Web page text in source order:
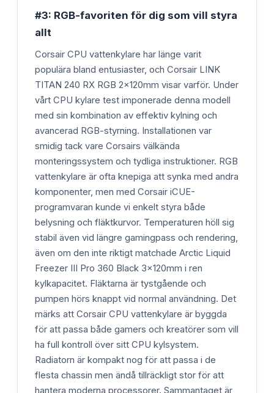
#3: RGB-favoriten för dig som vill styra
allt
Corsair CPU vattenkylare har länge varit
populära bland entusiaster, och Corsair LINK
TITAN 240 RX RGB 2x120mm visar varför. Under
vårt CPU kylare test imponerade denna modell
med sin kombination av effektiv kylning och
avancerad RGB-styrning. Installationen var
smidig tack vare Corsairs välkända
monteringssystem och tydliga instruktioner. RGB
vattenkylare är ofta knepiga att synka med andra
komponenter, men med Corsair iCUE-
programvaran kunde vi enkelt styra både
belysning och fläktkurvor. Temperaturen höll sig
stabil även vid längre gamingpass och rendering,
även om den inte riktigt matchade Arctic Liquid
Freezer III Pro 360 Black 3x120mm i ren
kylkapacitet. Fläktarna är tystgående och
pumpen hörs knappt vid normal användning. Det
märks att Corsair CPU vattenkylare är byggda
för att passa både gamers och kreatörer som vill
ha full kontroll över sitt CPU kylsystem.
Radiatorn är kompakt nog för att passa i de
flesta chassin men ändå tillräckligt stor för att
hantera moderna processorer. Sammantaget är